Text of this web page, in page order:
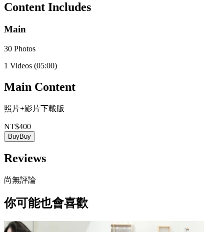
Content Includes
Main
30 Photos
1 Videos (05:00)
Main Content
照片+影片下載版
NT$400
BuyBuy
Reviews
尚無評論
你可能也會喜歡